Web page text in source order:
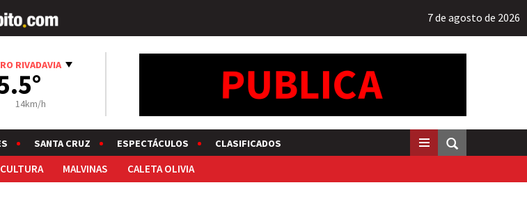
7 de agosto de 2026
RIVADAVIA
14km/h
SANTA CRUZ ESPECTÁCULOS CLASIFICADOS
CULTURA MALVINAS CALETA OLIVIA